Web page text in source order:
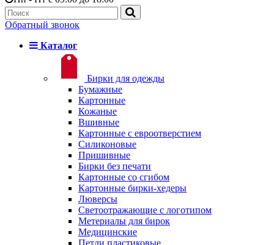
Обратный звонок
Каталог
Бирки для одежды
Бумажные
Картонные
Кожаные
Вшивные
Картонные с евроотверстием
Силиконовые
Пришивные
Бирки без печати
Картонные со сгибом
Картонные бирки-хедеры
Люверсы
Светоотражающие с логотипом
Метериалы для бирок
Медицинские
Петли пластиковые